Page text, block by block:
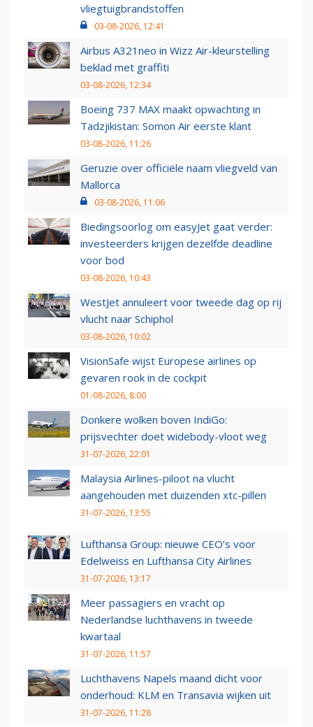
vliegtuigbrandstoffen
03-08-2026, 12:41
Airbus A321neo in Wizz Air-kleurstelling
beklad met graffiti
03-08-2026, 12:34
Boeing 737 MAX maakt opwachting in
Tadzjikistan: Somon Air eerste klant
03-08-2026, 11:26
Geruzie over officiële naam vliegveld van
Mallorca
03-08-2026, 11:06
Biedingsoorlog om easyJet gaat verder:
investeerders krijgen dezelfde deadline
voor bod
03-08-2026, 10:43
WestJet annuleert voor tweede dag op rij
vlucht naar Schiphol
03-08-2026, 10:02
VisionSafe wijst Europese airlines op
gevaren rook in de cockpit
01-08-2026, 8:00
Donkere wolken boven IndiGo:
prijsvechter doet widebody-vloot weg
31-07-2026, 22:01
Malaysia Airlines-piloot na vlucht
aangehouden met duizenden xtc-pillen
31-07-2026, 13:55
Lufthansa Group: nieuwe CEO’s voor
Edelweiss en Lufthansa City Airlines
31-07-2026, 13:17
Meer passagiers en vracht op
Nederlandse luchthavens in tweede
kwartaal
31-07-2026, 11:57
Luchthavens Napels maand dicht voor
onderhoud: KLM en Transavia wijken uit
31-07-2026, 11:28